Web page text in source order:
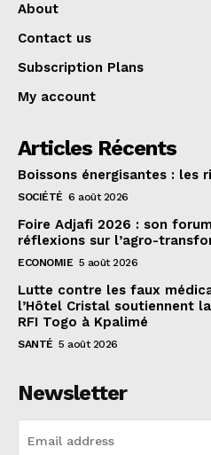
About
Contact us
Subscription Plans
My account
Articles Récents
Boissons énergisantes : les
SOCIÉTÉ 6 août 2026
Foire Adjafi 2026 : son
réflexions sur l’agro-
ECONOMIE 5 août 2026
Lutte contre les faux
l’Hôtel Cristal soutiennent
RFI Togo à Kpalimé
SANTÉ 5 août 2026
Newsletter